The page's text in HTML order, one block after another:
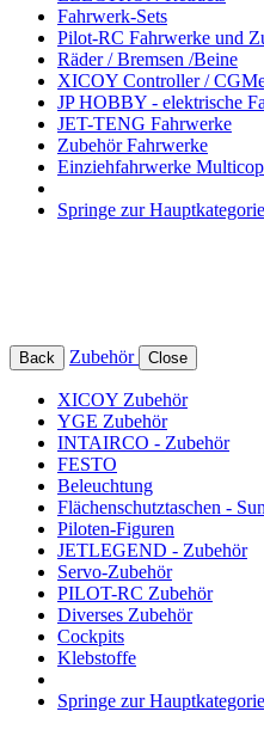
Fahrwerk-Sets
Pilot-RC Fahrwerke und
Räder / Bremsen /Beine
XICOY Controller /
JP HOBBY - elektrische
JET-TENG Fahrwerke
Zubehör Fahrwerke
Einziehfahrwerke
Springe zur Hauptkategorie
Back Zubehör Close
XICOY Zubehör
YGE Zubehör
INTAIRCO - Zubehör
FESTO
Beleuchtung
Flächenschutztaschen -
Piloten-Figuren
JETLEGEND - Zubehör
Servo-Zubehör
PILOT-RC Zubehör
Diverses Zubehör
Cockpits
Klebstoffe
Springe zur Hauptkategorie